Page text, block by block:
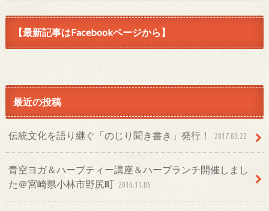
【最新記事はFacebookページから】
最近の投稿
伝統文化を語り継ぐ「のじり聞き書き」発行！ 2017.03.22
青空ヨガ＆ハーブティー講座＆ハーブランチ開催しまし
た＠宮崎県小林市野尻町 2016.11.05